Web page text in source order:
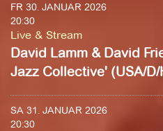
FR 30. JANUAR 2026
20:30
Live & Stream
David Lamm & David
Jazz Collective' (USA/D/
SA 31. JANUAR 2026
20:30